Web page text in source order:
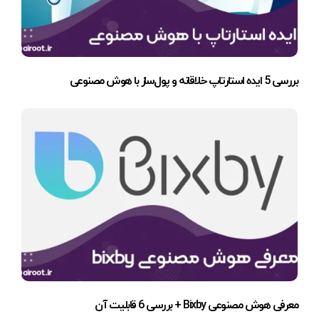
بررسی 5 ایده استارتاپ خلاقانه و پول‌ساز با هوش مصنوعی
معرفی هوش مصنوعی Bixby + بررسی 6 قابلیت آن